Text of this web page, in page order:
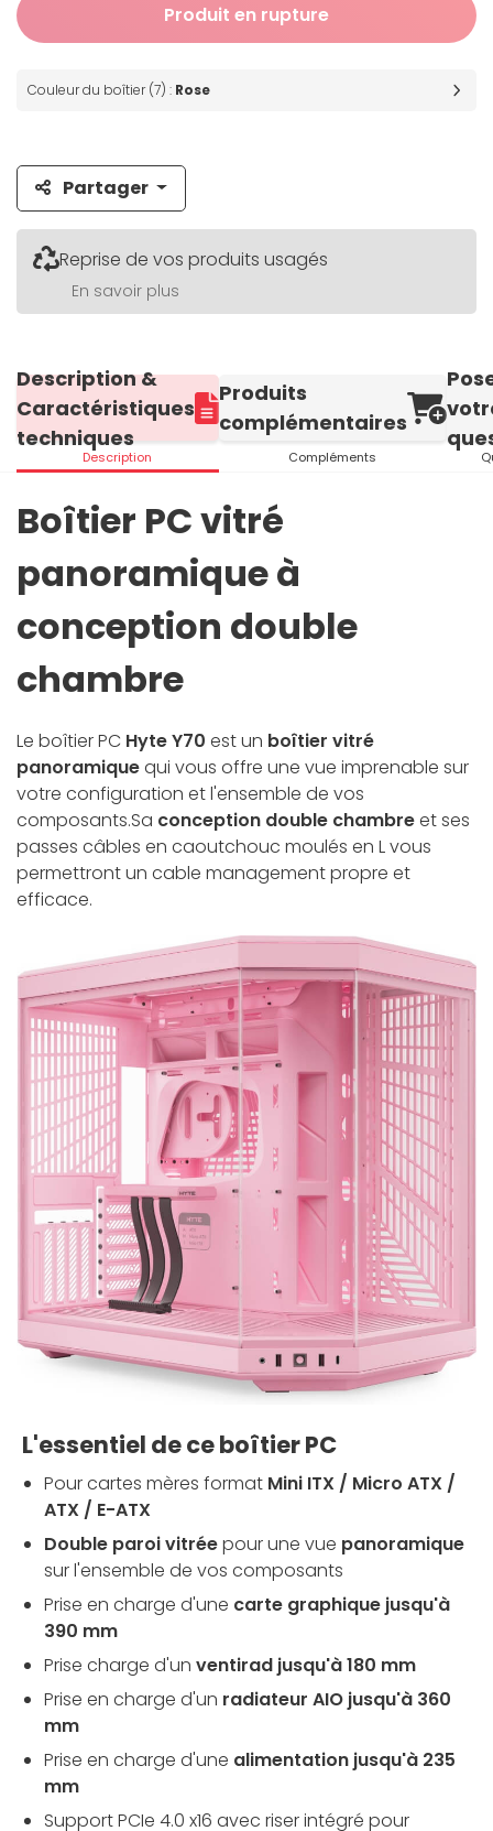
Produit en rupture
Couleur du boîtier (7) : Rose
Partager
Reprise de vos produits usagés
En savoir plus
Description &
Caractéristiques
techniques
Description
Produits
complémentaires
Compléments
Boîtier PC vitré
panoramique à
conception double
chambre
Le boîtier PC Hyte Y70 est un boîtier vitré
panoramiquequi vous offre une vue imprenable sur
votre configuration et l'ensemble de vos
composants.Sa conception double chambreet ses
passes câbles en caoutchouc moulés en L vous
permettront un cable management propre et
efficace.
L'essentiel de ce boîtier PC
Pour cartes mères format Mini ITX / Micro ATX /
ATX / E-ATX
Double paroi vitréepour une vue panoramique
sur l'ensemble de vos composants
Prise en charge d'une carte graphique jusqu'à
390 mm
Prise charge d'un ventirad jusqu'à 180 mm
Prise en charge d'un radiateur AIO jusqu'à 360
mm
Prise en charge d'une alimentation jusqu'à 235
mm
Support PCIe 4.0 x16 avec riser intégré pour